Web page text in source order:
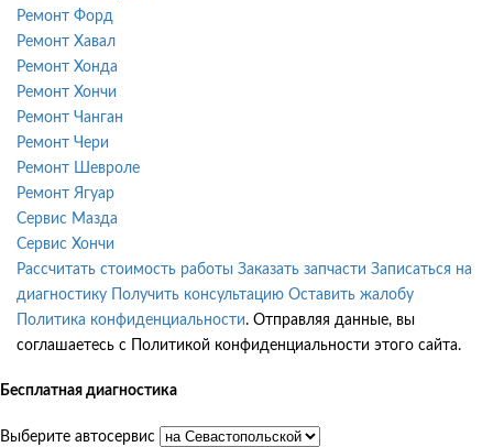
Ремонт Форд
Ремонт Хавал
Ремонт Хонда
Ремонт Хончи
Ремонт Чанган
Ремонт Чери
Ремонт Шевроле
Ремонт Ягуар
Сервис Мазда
Сервис Хончи
Рассчитать стоимость работы Заказать запчасти Записаться на
диагностику
Получить консультацию Оставить жалобу
Политика конфиденциальности. Отправляя данные, вы
соглашаетесь с Политикой конфиденциальности этого сайта.
Бесплатная диагностика
Выберите автосервис